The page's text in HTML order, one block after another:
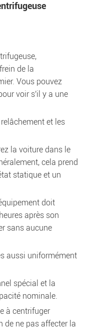
de la
Vous pouvez
voir s'il y a une
et les
la voiture dans le
cela prend
statique et un
doit
après son
sans aucune
aussi uniformément
spécial et la
nominale.
à centrifuger
de ne pas affecter la